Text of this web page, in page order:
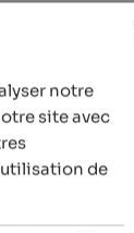
ENGLISH
FRENCH
notre
site avec
utilisation de